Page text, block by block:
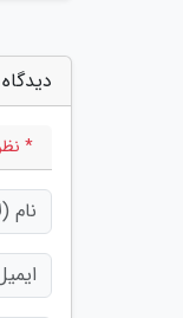
دیدگاه
*